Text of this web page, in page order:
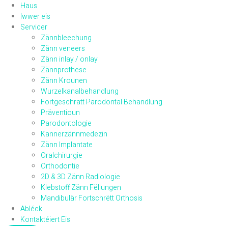
Haus
Iwwer eis
Servicer
Zännbleechung
Zänn veneers
Zänn inlay / onlay
Zännprothese
Zänn Krounen
Wurzelkanalbehandlung
Fortgeschratt Parodontal Behandlung
Präventioun
Parodontologie
Kannerzännmedezin
Zänn Implantate
Oralchirurgie
Orthodontie
2D & 3D Zänn Radiologie
Klebstoff Zänn Fëllungen
Mandibulär Fortschrëtt Orthosis
Abléck
Kontaktéiert Eis